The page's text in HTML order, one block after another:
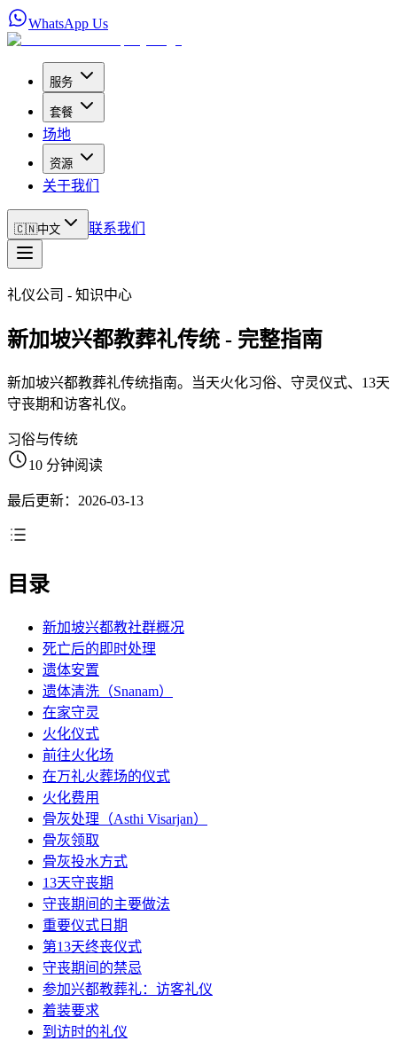
WhatsApp Us
服务
套餐
场地
资源
关于我们
🇨🇳中文 联系我们
礼仪公司 - 知识中心
新加坡兴都教葬礼传统 - 完整指南
新加坡兴都教葬礼传统指南。当天火化习俗、守灵仪式、13天
守丧期和访客礼仪。
习俗与传统
10 分钟阅读
最后更新：2026-03-13
目录
新加坡兴都教社群概况
死亡后的即时处理
遗体安置
遗体清洗（Snanam）
在家守灵
火化仪式
前往火化场
在万礼火葬场的仪式
火化费用
骨灰处理（Asthi Visarjan）
骨灰领取
骨灰投水方式
13天守丧期
守丧期间的主要做法
重要仪式日期
第13天终丧仪式
守丧期间的禁忌
参加兴都教葬礼：访客礼仪
着装要求
到访时的礼仪